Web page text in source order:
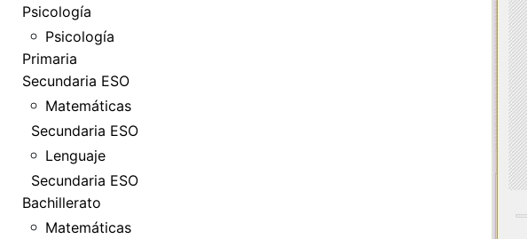
Psicología
Psicología
Primaria
Secundaria ESO
Matemáticas
Secundaria ESO
Lenguaje
Secundaria ESO
Bachillerato
Matemáticas